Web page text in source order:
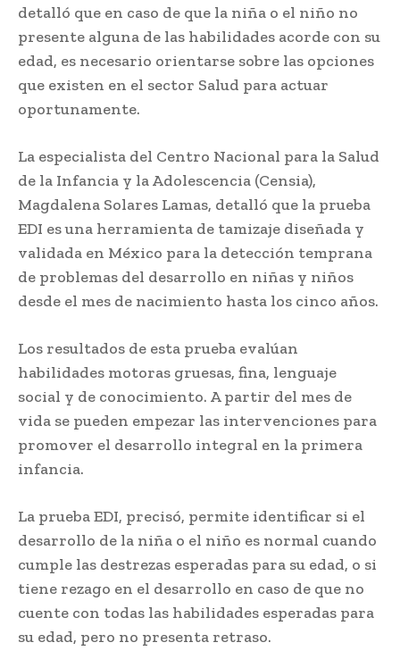
detalló que en caso de que la niña o el niño no
presente alguna de las habilidades acorde con su
edad, es necesario orientarse sobre las opciones
que existen en el sector Salud para actuar
oportunamente.
La especialista del Centro Nacional para la Salud
de la Infancia y la Adolescencia (Censia),
Magdalena Solares Lamas, detalló que la prueba
EDI es una herramienta de tamizaje diseñada y
validada en México para la detección temprana
de problemas del desarrollo en niñas y niños
desde el mes de nacimiento hasta los cinco años.
Los resultados de esta prueba evalúan
habilidades motoras gruesas, fina, lenguaje
social y de conocimiento. A partir del mes de
vida se pueden empezar las intervenciones para
promover el desarrollo integral en la primera
infancia.
La prueba EDI, precisó, permite identificar si el
desarrollo de la niña o el niño es normal cuando
cumple las destrezas esperadas para su edad, o si
tiene rezago en el desarrollo en caso de que no
cuente con todas las habilidades esperadas para
su edad, pero no presenta retraso.